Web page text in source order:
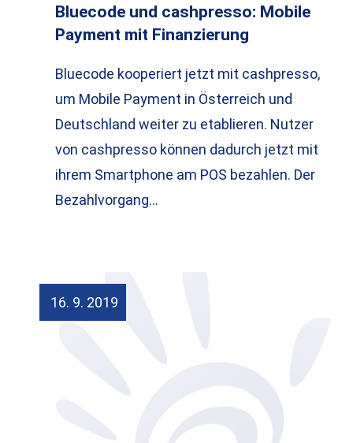
Bluecode und cashpresso: Mobile
Payment mit Finanzierung
Bluecode kooperiert jetzt mit cashpresso,
um Mobile Payment in Österreich und
Deutschland weiter zu etablieren. Nutzer
von cashpresso können dadurch jetzt mit
ihrem Smartphone am POS bezahlen. Der
Bezahlvorgang…
16. 9. 2019